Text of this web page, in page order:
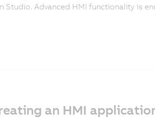
Studio. Advanced HMI functionality is
an HMI